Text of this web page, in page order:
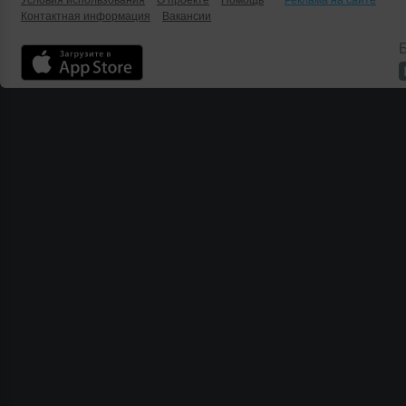
Контактная информация
Вакансии